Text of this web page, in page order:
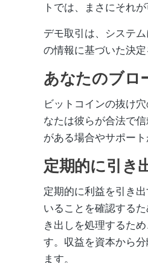
トでは、まさにそれが
デモ取引は、システ
の情報に基づいた決定
あなたのブロ
ビットコインの抜け
なたは彼らが合法で
がある場合やサポー
定期的に引き
定期的に利益を引き
いることを確認する
き出しを処理するた
す。収益を資本から
ます。